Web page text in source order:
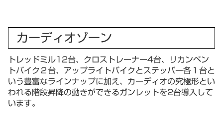
カーディオゾーン
トレッドミル12台、クロストレーナー4台、リカンベン
トバイク２台、アップライトバイクとステッパー各１台と
いう豊富なラインナップに加え、カーディオの究極形とい
われる階段昇降の動きができるガンレットを2台導入して
います。